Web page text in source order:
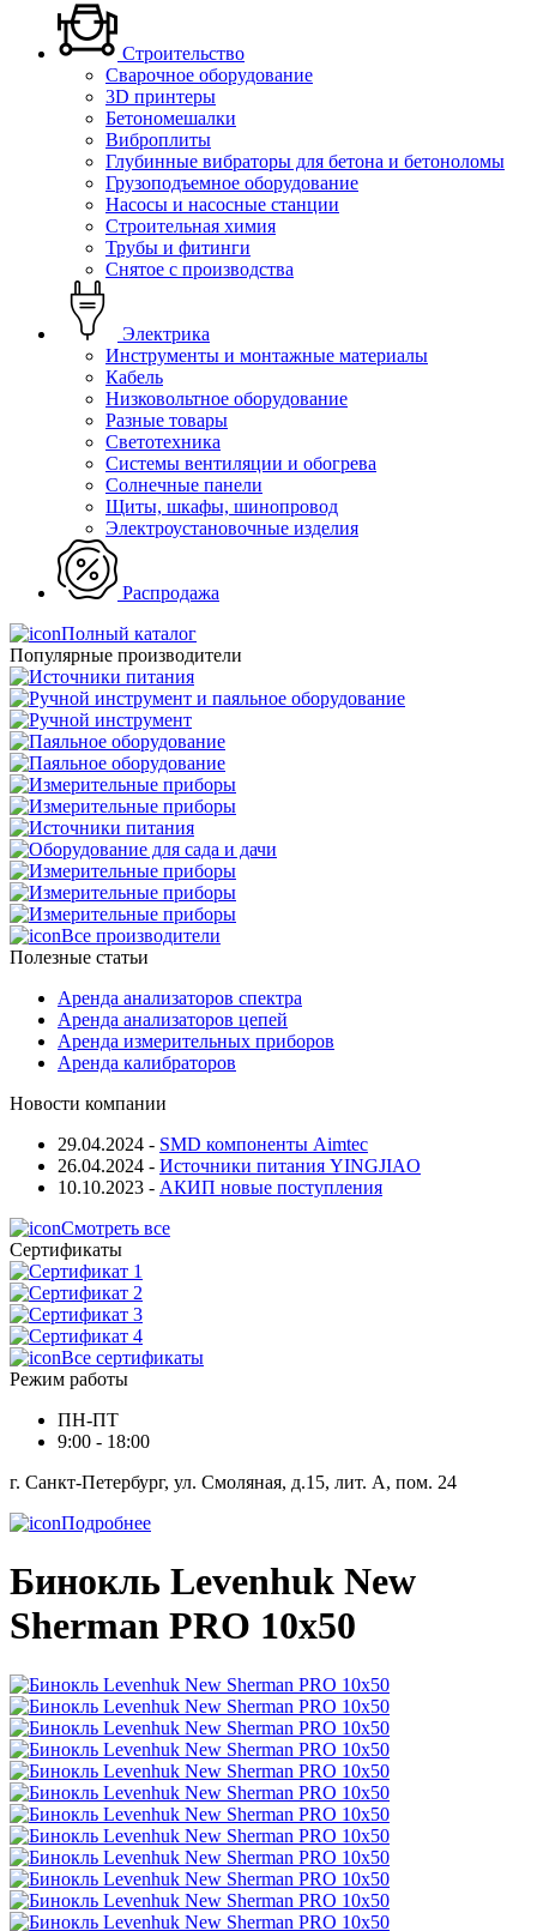
Строительство
Сварочное оборудование
3D принтеры
Бетономешалки
Виброплиты
Глубинные вибраторы для бетона и бетоноломы
Грузоподъемное оборудование
Насосы и насосные станции
Строительная химия
Трубы и фитинги
Снятое с производства
Электрика
Инструменты и монтажные материалы
Кабель
Низковольтное оборудование
Разные товары
Светотехника
Системы вентиляции и обогрева
Солнечные панели
Щиты, шкафы, шинопровод
Электроустановочные изделия
Распродажа
Полный каталог
Популярные производители
Все производители
Полезные статьи
Аренда анализаторов спектра
Аренда анализаторов цепей
Аренда измерительных приборов
Аренда калибраторов
Новости компании
29.04.2024 - SMD компоненты Aimtec
26.04.2024 - Источники питания YINGJIAO
10.10.2023 - АКИП новые поступления
Смотреть все
Сертификаты
Все сертификаты
Режим работы
ПН-ПТ
9:00 - 18:00
г. Санкт-Петербург, ул. Смоляная, д.15, лит. А, пом. 24
Подробнее
Бинокль Levenhuk New
Sherman PRO 10x50